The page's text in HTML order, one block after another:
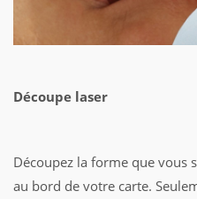
Découpe laser
Découpez la forme que vous
au bord de votre carte.